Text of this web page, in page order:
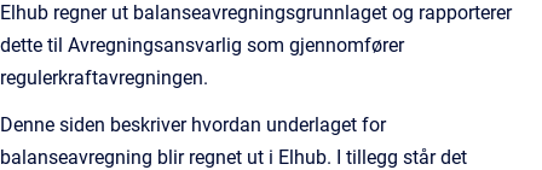
Elhub regner ut balanseavregningsgrunnlaget og rapporterer
dette til Avregningsansvarlig som gjennomfører
regulerkraftavregningen.
Denne siden beskriver hvordan underlaget for
balanseavregning blir regnet ut i Elhub. I tillegg står det